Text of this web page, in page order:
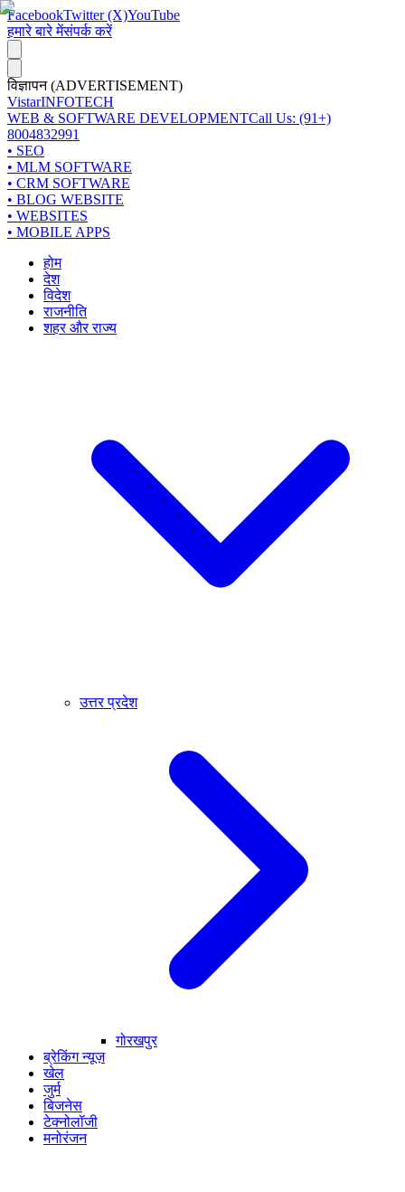
FacebookTwitter (X)YouTube
हमारे बारे मेंसंपर्क करें
विज्ञापन (ADVERTISEMENT)
VistarINFOTECH
WEB & SOFTWARE DEVELOPMENTCall Us: (91+)
8004832991
• SEO
• MLM SOFTWARE
• CRM SOFTWARE
• BLOG WEBSITE
• WEBSITES
• MOBILE APPS
होम
देश
विदेश
राजनीति
शहर और राज्य
उत्तर प्रदेश
गोरखपुर
ब्रेकिंग न्यूज़
खेल
जुर्म
बिजनेस
टेक्नोलॉजी
मनोरंजन